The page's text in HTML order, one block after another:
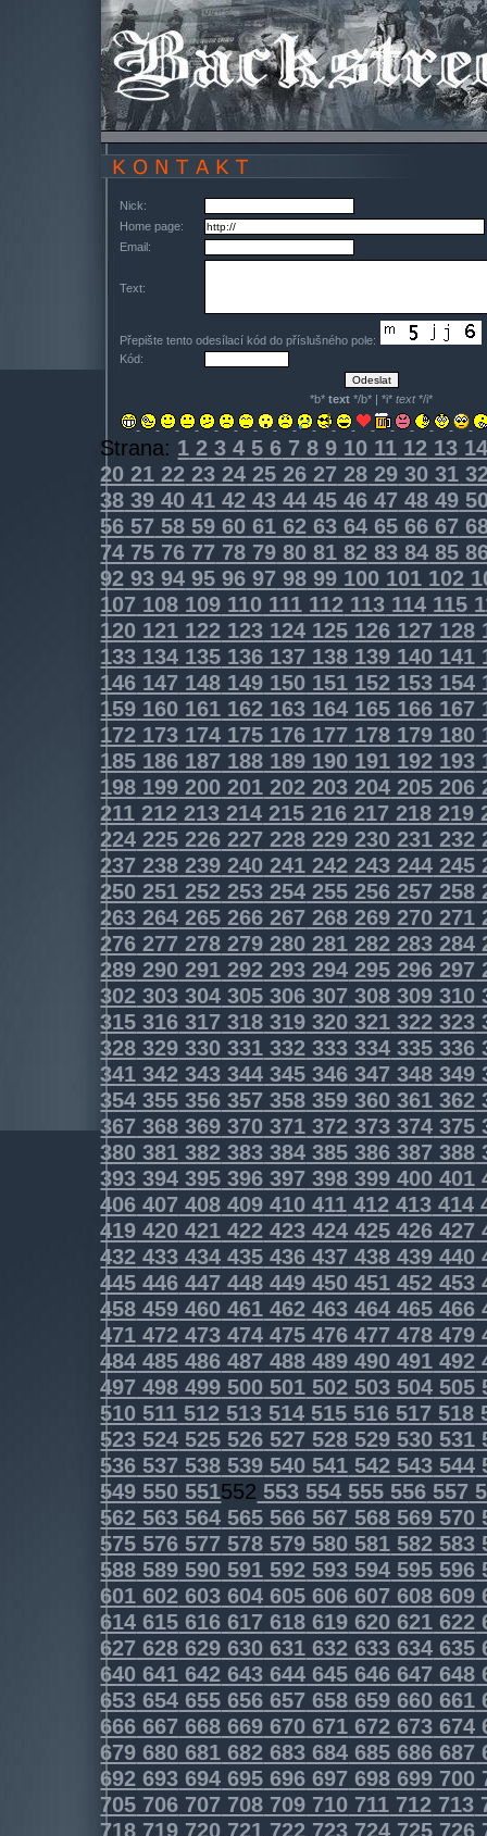
Nick:
Home page:
Email:
Text:
Přepište tento odesílací kód do příslušného pole:
Kód:
*b*text */b* | *i*text*/i*
Strana: 1 2 3 4 5 6 7 8 9 10 11 12 13
20 21 22 23 24 25 26 27 28 29 30 31
38 39 40 41 42 43 44 45 46 47 48 49
56 57 58 59 60 61 62 63 64 65 66 67
74 75 76 77 78 79 80 81 82 83 84 85
92 93 94 95 96 97 98 99 100 101 102
107 108 109 110 111 112 113 114 115
120 121 122 123 124 125 126 127 128
133 134 135 136 137 138 139 140 141
146 147 148 149 150 151 152 153 154
159 160 161 162 163 164 165 166 167
172 173 174 175 176 177 178 179 180
185 186 187 188 189 190 191 192 193
198 199 200 201 202 203 204 205 206
211 212 213 214 215 216 217 218 219
224 225 226 227 228 229 230 231 232
237 238 239 240 241 242 243 244 245
250 251 252 253 254 255 256 257 258
263 264 265 266 267 268 269 270 271
276 277 278 279 280 281 282 283 284
289 290 291 292 293 294 295 296 297
302 303 304 305 306 307 308 309 310
315 316 317 318 319 320 321 322 323
328 329 330 331 332 333 334 335 336
341 342 343 344 345 346 347 348 349
354 355 356 357 358 359 360 361 362
367 368 369 370 371 372 373 374 375
380 381 382 383 384 385 386 387 388
393 394 395 396 397 398 399 400 401
406 407 408 409 410 411 412 413 414
419 420 421 422 423 424 425 426 427
432 433 434 435 436 437 438 439 440
445 446 447 448 449 450 451 452 453
458 459 460 461 462 463 464 465 466
471 472 473 474 475 476 477 478 479
484 485 486 487 488 489 490 491 492
497 498 499 500 501 502 503 504 505
510 511 512 513 514 515 516 517 518
523 524 525 526 527 528 529 530 531
536 537 538 539 540 541 542 543 544
549 550 551552 553 554 555 556 557
562 563 564 565 566 567 568 569 570
575 576 577 578 579 580 581 582 583
588 589 590 591 592 593 594 595 596
601 602 603 604 605 606 607 608 609
614 615 616 617 618 619 620 621 622
627 628 629 630 631 632 633 634 635
640 641 642 643 644 645 646 647 648
653 654 655 656 657 658 659 660 661
666 667 668 669 670 671 672 673 674
679 680 681 682 683 684 685 686 687
692 693 694 695 696 697 698 699 700
705 706 707 708 709 710 711 712 713
718 719 720 721 722 723 724 725 726